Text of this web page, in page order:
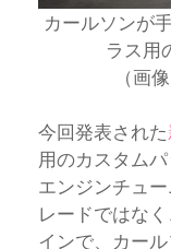
カールソンが
ラス用
（画
今回発表された
用のカスタム
エンジンチュ
レードではな
インで、カー